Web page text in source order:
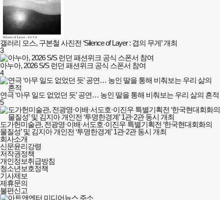
갤러리 모스, 구본철 사진전 ‘Silence of Layer : 겹의 무게’ 개최
3
아누아, 2026 S/S 런던 패션위크 공식 스폰서 참여
4
연극 ‘아무 일도 없었던 듯’ 공연… 농인 딸을 통해 비춰보는 우리 삶의 흔적
5
도가헌미술관, 전광영·이배·서도호·이진우 특별기획전 ‘한국현대회화의
물질성’ 및 김지아 개인전 ‘투명한경계’ 1관·2관 동시 개최
아트앤엔터
미디어뉴스
회사소개
및
정책안내
회사소개
신문윤리강령
저작권정책
개인정보취급방침
청소년보호정책
기사제보
제휴문의
불편신고